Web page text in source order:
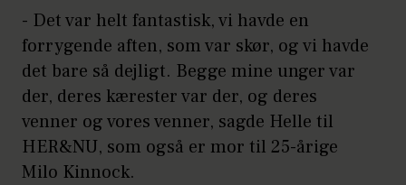
- Det var helt fantastisk, vi havde en
forrygende aften, som var skør, og vi havde
det bare så dejligt. Begge mine unger var
der, deres kærester var der, og deres
venner og vores venner, sagde Helle til
HER&NU, som også er mor til 25-årige
Milo Kinnock.